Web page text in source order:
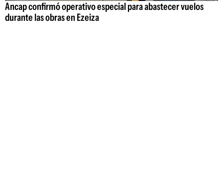
Ancap confirmó operativo especial para abastecer vuelos
durante las obras en Ezeiza